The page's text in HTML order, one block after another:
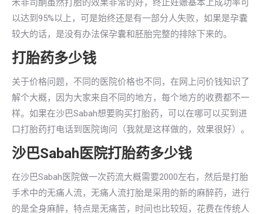
米非司酮虽然打胎的效果非常的好，终止妊娠基本上成功率可
以达到95%以上，可是始终还是有一部分人失败，如果是孕囊
较大的话，是没有办法保孕囊和胚胎完整的排除下来的。
打胎药多少钱
关于价格问题，不同的医院价格也不同，在网上问价钱知识了
解个大概，因为大家来自不同的地方，每个地方的收费都不一
样。如果在沙巴Sabah想要购买打胎药，可以在哪可以买到进
口打胎药打电话到医院询问（我就是这样做的，效果很好）。
沙巴Sabah医院打胎药多少钱
在沙巴Sabah医院做一次药流大概需要2000左右，然后是打胎
手术中的无痛人流，无痛人流打胎是采用的新的麻醉药，进行
的是全身麻醉，特点是无痛苦，时间也比较短，花费在传统人